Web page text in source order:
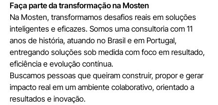
Faça parte da transformação na Mosten
Na Mosten, transformamos desafios reais em soluções
inteligentes e eficazes. Somos uma consultoria com 11
anos de história, atuando no Brasil e em Portugal,
entregando soluções sob medida com foco em resultado,
eficiência e evolução contínua.
Buscamos pessoas que queiram construir, propor e gerar
impacto real em um ambiente colaborativo, orientado a
resultados e inovação.